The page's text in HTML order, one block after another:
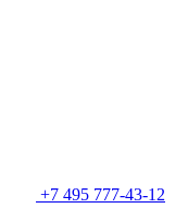
+7 495 777-43-12